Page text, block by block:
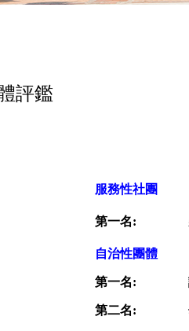
評鑑
服務性社團
第一名:
自治性團體
第一名:
第二名: